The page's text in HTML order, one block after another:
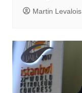
Martin Levalois